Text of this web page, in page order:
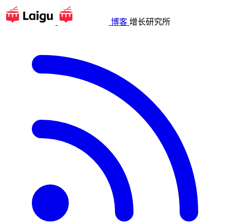
博客 增长研究所